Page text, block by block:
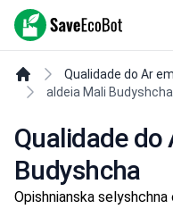
SaveEcoBot
Qualidade do Ar
aldeia Mali Budyshcha
Qualidade do
Budyshcha
Opishnianska